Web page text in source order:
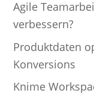
Agile
verbessern?
Produktdaten
Konversions
Knime